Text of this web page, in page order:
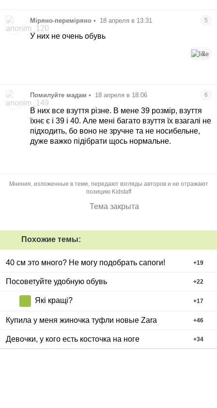
Міряно-переміряно • 18 апреля в 13:31 5
У них не очень обувь
1
Помилуйте мадам • 18 апреля в 18:06 6
В них все взуття різне. В мене 39 розмір, взуття
їхнє є і 39 і 40. Але мені багато взуття їх взагалі не
підходить, бо воно не зручне та не носибельне,
дуже важко підібрати щось нормальне.
Мнения, изложенные в теме, передают взгляды авторов и не отражают
позицию Kidstaff
Тема закрыта
Похожие темы:
40 см это много? Не могу подобрать сапоги! +19
Посоветуйте удобную обувь +22
Які кращі? +17
Купила у меня жиночка туфли новые Zara +46
Девочки, у кого есть косточка на ноге +34